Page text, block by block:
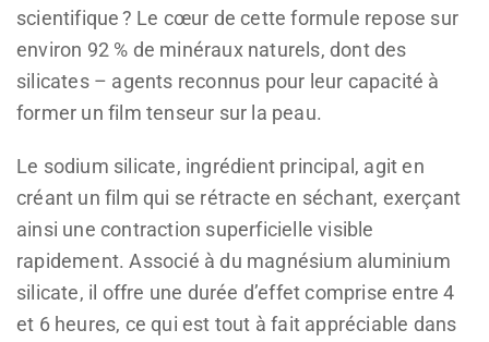
scientifique ? Le cœur de cette formule repose sur
environ 92 % de minéraux naturels, dont des
silicates – agents reconnus pour leur capacité à
former un film tenseur sur la peau.
Le sodium silicate, ingrédient principal, agit en
créant un film qui se rétracte en séchant, exerçant
ainsi une contraction superficielle visible
rapidement. Associé à du magnésium aluminium
silicate, il offre une durée d’effet comprise entre 4
et 6 heures, ce qui est tout à fait appréciable dans